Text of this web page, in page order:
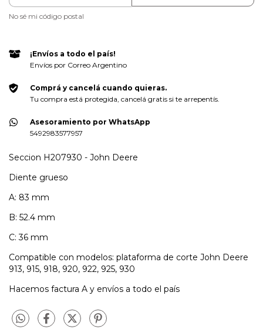
No sé mi código postal
¡Envíos a todo el país!
Envíos por Correo Argentino
Comprá y cancelá cuando quieras.
Tu compra está protegida, cancelá gratis si te arrepentís.
Asesoramiento por WhatsApp
5492983577957
Seccion H207930 - John Deere
Diente grueso
A: 83 mm
B: 52.4 mm
C: 36 mm
Compatible con modelos: plataforma de corte John Deere
913, 915, 918, 920, 922, 925, 930
Hacemos factura A y envíos a todo el país